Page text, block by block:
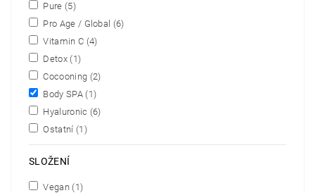
Pure (5)
Pro Age / Global (6)
Vitamin C (4)
Detox (1)
Cocooning (2)
Body SPA (1)
Hyaluronic (6)
Ostatní (1)
SLOŽENÍ
Vegan (1)